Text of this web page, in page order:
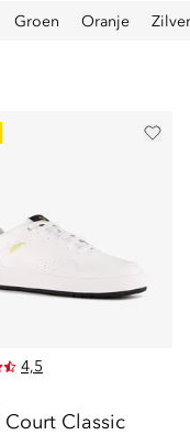
Groen Oranje Zilver
4,5
Court Classic